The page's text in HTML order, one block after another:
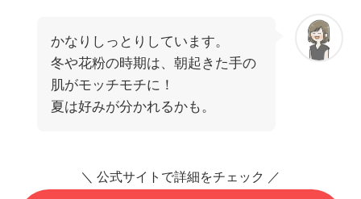
かなりしっとりしています。
冬や花粉の時期は、朝起きた手の
肌がモッチモチに！
夏は好みが分かれるかも。
＼ 公式サイトで詳細をチェック ／